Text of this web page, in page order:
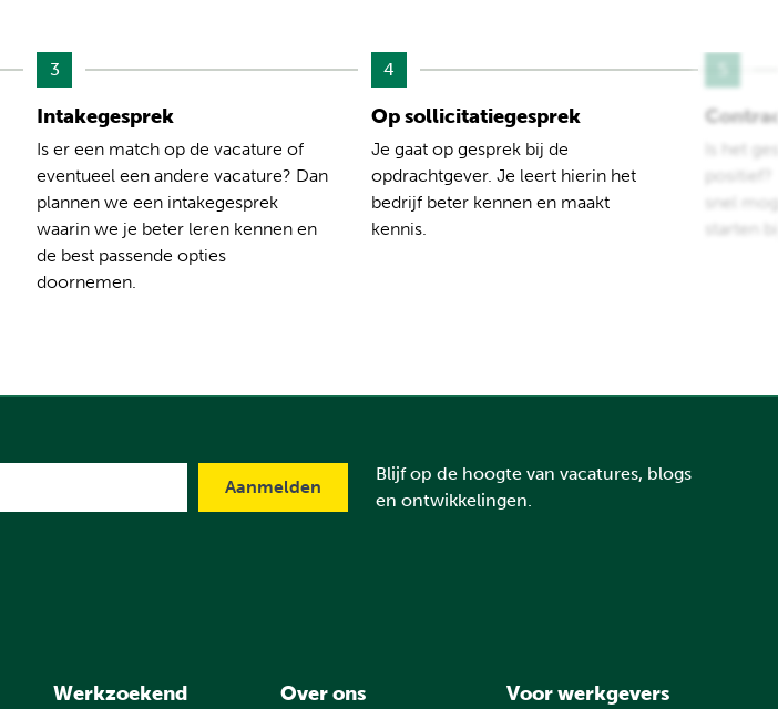
3
Intakegesprek
Is er een match op de vacature of
eventueel een andere vacature? Dan
plannen we een intakegesprek
waarin we je beter leren kennen en
de best passende opties
doornemen.
4
Op sollicitatiegesprek
Je gaat op gesprek bij de
opdrachtgever. Je leert hierin het
bedrijf beter kennen en maakt
kennis.
Is het
snel
starten
Blijf op de hoogte van vacatures, blogs
en ontwikkelingen.
Werkzoekend Over ons Voor werkgevers